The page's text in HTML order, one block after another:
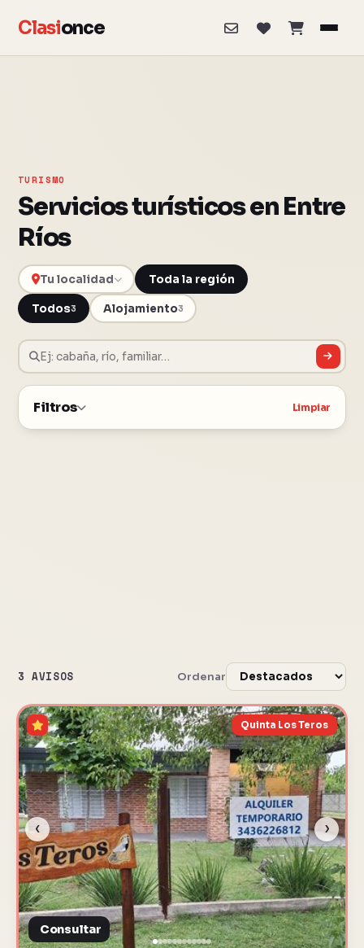
Clasionce
TURISMO
Servicios turísticos en Entre
Ríos
Toda la región
Todos3 Alojamiento3
Filtros Limpiar
3 AVISOS Ordenar
‹ ›
Quinta Los Teros
Consultar